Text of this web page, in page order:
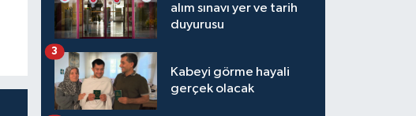
alım sınavı yer ve tarih
duyurusu
Kabeyi görme hayali
gerçek olacak
3